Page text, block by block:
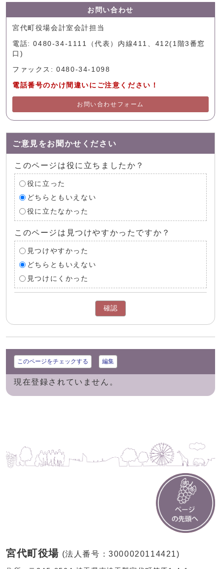
お問い合わせ
宮代町役場会計室会計担当
電話: 0480-34-1111（代表）内線411、412(1階3番窓
口)
ファックス: 0480-34-1098
電話番号のかけ間違いにご注意ください！
お問い合わせフォーム
ご意見をお聞かせください
このページは役に立ちましたか？
役に立った
どちらともいえない
役に立たなかった
このページは見つけやすかったですか？
見つけやすかった
どちらともいえない
見つけにくかった
確認
このページをチェックする 編集
現在登録されていません。
宮代町役場 (法人番号：3000020114421)